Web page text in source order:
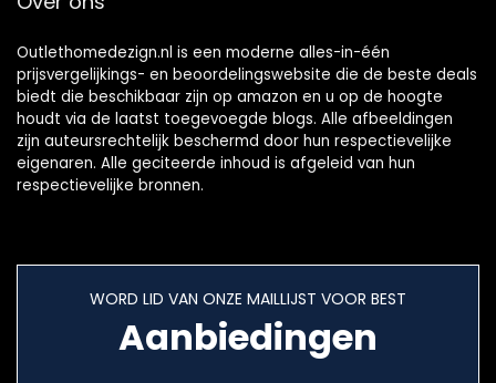
Outlethomedezign.nl is een moderne alles-in-één
prijsvergelijkings- en beoordelingswebsite die de beste deals
biedt die beschikbaar zijn op amazon en u op de hoogte
houdt via de laatst toegevoegde blogs. Alle afbeeldingen
zijn auteursrechtelijk beschermd door hun respectievelijke
eigenaren. Alle geciteerde inhoud is afgeleid van hun
respectievelijke bronnen.
WORD LID VAN ONZE MAILLIJST VOOR BEST
Aanbiedingen